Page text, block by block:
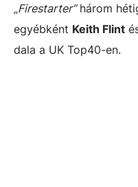
„Firestarter”három
egyébként Keith Flint
dala a UK Top40-en.